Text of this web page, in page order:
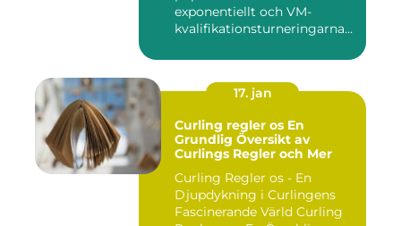
exponentiellt och VM-
kvalifikationsturneringarna
17. jan
Curling regler os En
Grundlig Översikt av
Curlings Regler och Mer
Curling Regler os - En
Djupdykning i Curlingens
Fascinerande Värld Curling